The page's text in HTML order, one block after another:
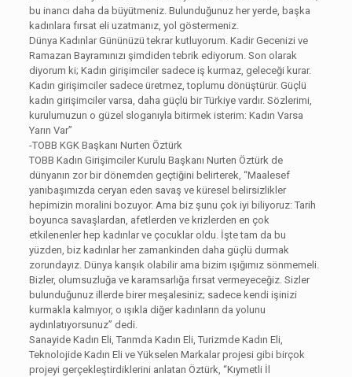
bu inancı daha da büyütmeniz. Bulunduğunuz her yerde, başka
kadınlara fırsat eli uzatmanız, yol göstermeniz.
Dünya Kadınlar Gününüzü tekrar kutluyorum. Kadir Gecenizi ve
Ramazan Bayramınızı şimdiden tebrik ediyorum. Son olarak
diyorum ki; Kadın girişimciler sadece iş kurmaz, geleceği kurar.
Kadın girişimciler sadece üretmez, toplumu dönüştürür. Güçlü
kadın girişimciler varsa, daha güçlü bir Türkiye vardır. Sözlerimi,
kurulumuzun o güzel sloganıyla bitirmek isterim: Kadın Varsa
Yarın Var”
-TOBB KGK Başkanı Nurten Öztürk
TOBB Kadın Girişimciler Kurulu Başkanı Nurten Öztürk de
dünyanın zor bir dönemden geçtiğini belirterek, “Maalesef
yanıbaşımızda ceryan eden savaş ve küresel belirsizlikler
hepimizin moralini bozuyor. Ama biz şunu çok iyi biliyoruz: Tarih
boyunca savaşlardan, afetlerden ve krizlerden en çok
etkilenenler hep kadınlar ve çocuklar oldu. İşte tam da bu
yüzden, biz kadınlar her zamankinden daha güçlü durmak
zorundayız. Dünya karışık olabilir ama bizim ışığımız sönmemeli.
Bizler, olumsuzluğa ve karamsarlığa fırsat vermeyeceğiz. Sizler
bulunduğunuz illerde birer meşalesiniz; sadece kendi işinizi
kurmakla kalmıyor, o ışıkla diğer kadınların da yolunu
aydınlatıyorsunuz” dedi.
Sanayide Kadın Eli, Tarımda Kadın Eli, Turizmde Kadın Eli,
Teknolojide Kadın Eli ve Yükselen Markalar projesi gibi birçok
projeyi gerçekleştirdiklerini anlatan Öztürk, “Kıymetli İl